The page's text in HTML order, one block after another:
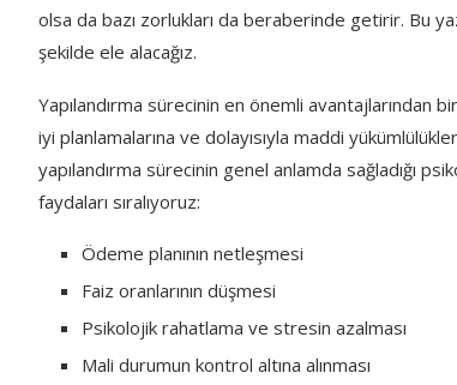
olsa da bazı zorlukları da beraberinde getirir. Bu
şekilde ele alacağız.
Yapılandırma sürecinin en önemli
iyi planlamalarına ve dolayısıyla maddi
yapılandırma sürecinin genel anlamda sağladığı
faydaları sıralıyoruz:
Ödeme planının netleşmesi
Faiz oranlarının düşmesi
Psikolojik rahatlama ve stresin azalması
Mali durumun kontrol altına alınması